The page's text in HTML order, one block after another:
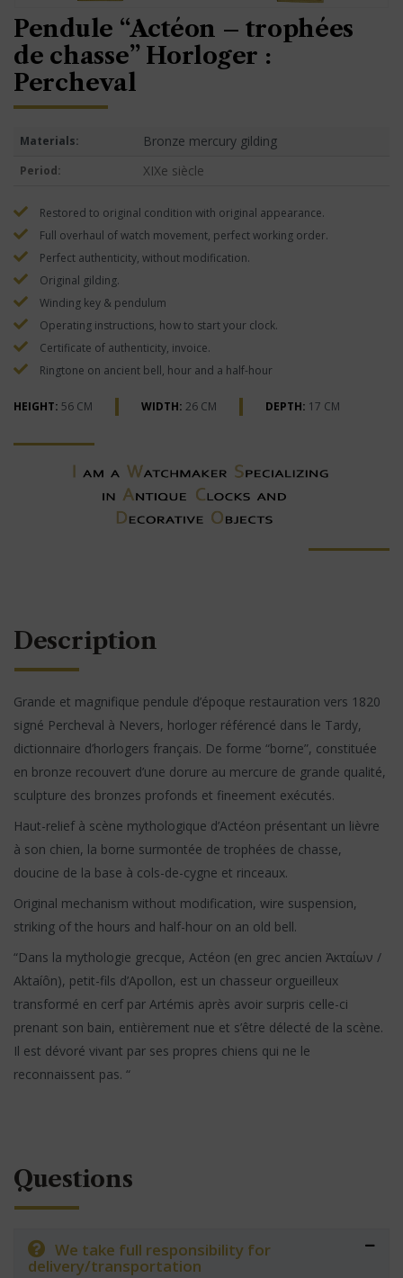
Pendule “Actéon – trophées
de chasse” Horloger :
Percheval
Materials: Bronze mercury gilding
Period: XIXe siècle
Restored to original condition with original appearance.
Full overhaul of watch movement, perfect working order.
Perfect authenticity, without modification.
Original gilding.
Winding key & pendulum
Operating instructions, how to start your clock.
Certificate of authenticity, invoice.
Ringtone on ancient bell, hour and a half-hour
HEIGHT: 56 CM WIDTH: 26 CM DEPTH: 17 CM
Description
Grande et magnifique pendule d’époque restauration vers 1820
signé Percheval à Nevers, horloger référencé dans le Tardy,
dictionnaire d’horlogers français. De forme “borne”, constituée
en bronze recouvert d’une dorure au mercure de grande qualité,
sculpture des bronzes profonds et fineement exécutés.
Haut-relief à scène mythologique d’Actéon présentant un lièvre
à son chien, la borne surmontée de trophées de chasse,
doucine de la base à cols-de-cygne et rinceaux.
Original mechanism without modification, wire suspension,
striking of the hours and half-hour on an old bell.
“Dans la mythologie grecque, Actéon (en grec ancien Ἀκταίων /
Aktaíôn), petit-fils d’Apollon, est un chasseur orgueilleux
transformé en cerf par Artémis après avoir surpris celle-ci
prenant son bain, entièrement nue et s’être délecté de la scène.
Il est dévoré vivant par ses propres chiens qui ne le
reconnaissent pas. “
Questions
We take full responsibility for
delivery/transportation